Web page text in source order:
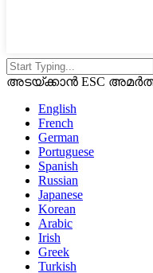
അടയ്ക്കാൻ ESC
English
French
German
Portuguese
Spanish
Russian
Japanese
Korean
Arabic
Irish
Greek
Turkish